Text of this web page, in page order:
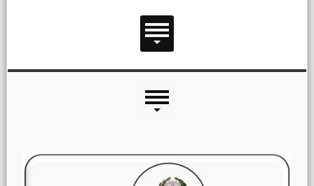
Menu principale
Menu laterale
Contenuto principale